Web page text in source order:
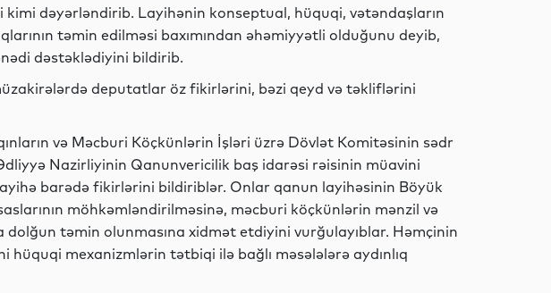
kimi dəyərləndirib. Layihənin konseptual, hüquqi, vətəndaşların
təmin edilməsi baxımından əhəmiyyətli olduğunu deyib,
dəstəklədiyini bildirib.
deputatlar öz fikirlərini, bəzi qeyd və təkliflərini
və Məcburi Köçkünlərin İşləri üzrə Dövlət Komitəsinin sədr
Nazirliyinin Qanunvericilik baş idarəsi rəisinin müavini
layihə barədə fikirlərini bildiriblər. Onlar qanun layihəsinin Böyük
möhkəmləndirilməsinə, məcburi köçkünlərin mənzil və
dolğun təmin olunmasına xidmət etdiyini vurğulayıblar. Həmçinin
hüquqi mexanizmlərin tətbiqi ilə bağlı məsələlərə aydınlıq